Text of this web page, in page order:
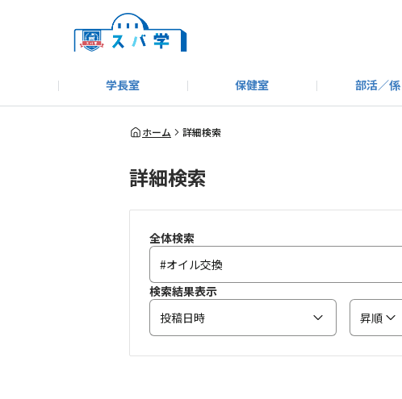
学長室 保健室 部活／係
キャンプ＆アウトドア部
モータースポーツ部
＃洗車同好会
その他
教えてコーナー
はじめましての方へ
SUBARUオフィシャルWebサイト
ホーム 詳細検索
詳細検索
全体検索
検索結果表示
投稿日時
昇順